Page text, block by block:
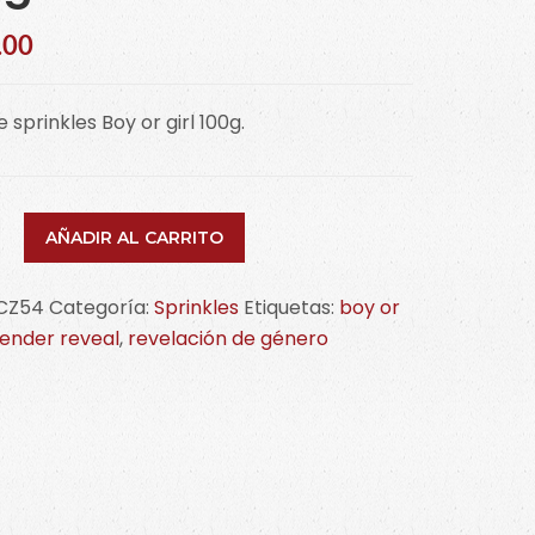
sprinkles Boy or girl 100g.
AÑADIR AL CARRITO
Categoría:Sprinkles Etiquetas: boy or
reveal, revelación de género